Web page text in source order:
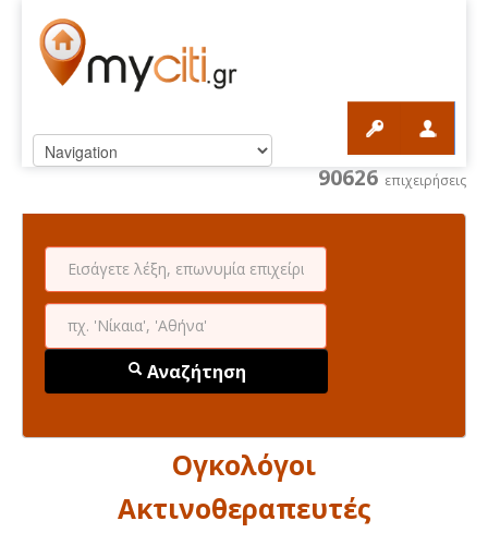
90626 επιχειρήσεις
Αναζήτηση
Ογκολόγοι
Ακτινοθεραπευτές